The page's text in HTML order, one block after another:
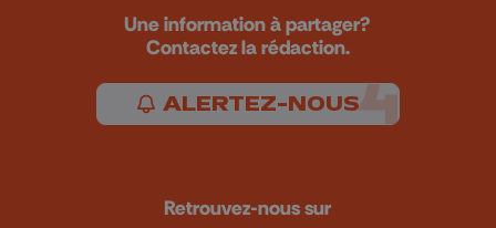
Une information à partager?
Contactez la rédaction.
ALERTEZ-NOUS
Retrouvez-nous sur